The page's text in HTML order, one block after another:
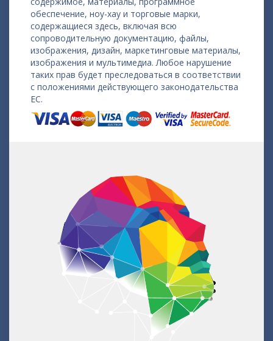
обеспечение, ноу-хау и торговые марки,
содержащиеся здесь, включая всю
сопроводительную документацию, файлы,
изображения, дизайн, маркетинговые материалы,
изображения и мультимедиа. Любое нарушение
таких прав будет преследоваться в соответствии
с положениями действующего законодательства
ЕС.